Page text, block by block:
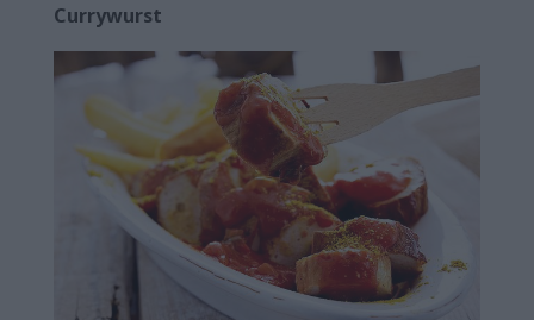
Currywurst